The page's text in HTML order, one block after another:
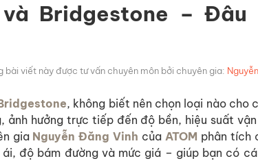
Bridgestone – Đâu
bài viết này được tư vấn chuyên môn bởi chuyên gia:
, không biết nên chọn loại nào cho
ảnh hưởng trực tiếp đến độ bền, hiệu suất
gia Nguyễn Đăng Vinh củaATOM phân tích
độ bám đường và mức giá – giúp bạn có